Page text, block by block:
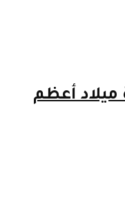
ميلاد أعظم